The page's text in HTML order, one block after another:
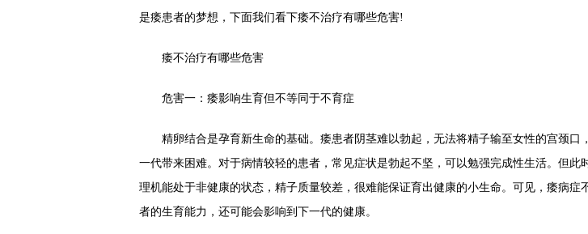
是痿患者的梦想，下面我们看下痿不治疗有哪些危害!
痿不治疗有哪些危害
危害一：痿影响生育但不等同于不育症
精卵结合是孕育新生命的基础。痿患者阴茎难以勃起，无法将精子输至女性的宫颈口
一代带来困难。对于病情较轻的患者，常见症状是勃起不坚，可以勉强完成性生活。但此
理机能处于非健康的状态，精子质量较差，很难能保证育出健康的小生命。可见，痿病症
者的生育能力，还可能会影响到下一代的健康。